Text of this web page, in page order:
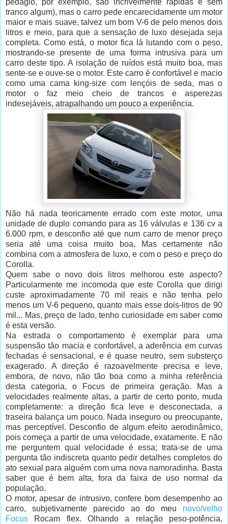
pedágio, por exemplo, são incrivelmente rápidas e sem
tranco algum), mas o carro pede encarecidamente um motor
maior e mais suave, talvez um bom V-6 de pelo menos dois
litros e meio, para que a sensação de luxo desejada seja
completa. Como está, o motor fica lá lutando com o peso,
mostrando-se presente de uma forma intrusiva para um
carro deste tipo. A isolação de ruídos está muito boa, mas
sente-se e ouve-se o motor. Este carro é confortável e macio
como uma cama king-size com lençóis de seda, mas o
motor o faz meio cheio de trancos e asperezas
indesejáveis, atrapalhando um pouco a experiência.
Não há nada teoricamente errado com este motor, uma
unidade de duplo comando para as 16 válvulas e 136 cv a
6.000 rpm, e desconfio até que num carro de menor preço
seria até uma coisa muito boa. Mas certamente não
combina com a atmosfera de luxo, e com o peso e preço do
Corolla.
Quem sabe o novo dois litros melhorou este aspecto?
Particularmente me incomoda que este Corolla que dirigi
custe aproximadamente 70 mil reais e não tenha pelo
menos um V-6 pequeno, quanto mais esse dois-litros de 90
mil... Mas, preço de lado, tenho curiosidade em saber como
é esta versão.
Na estrada o comportamento é exemplar para uma
suspensão tão macia e confortável, a aderência em curvas
fechadas é sensacional, e é quase neutro, sem substerço
exagerado. A direção é razoavelmente precisa e leve,
embora, de novo, não tão boa como a minha referência
desta categoria, o Focus de primeira geração. Mas a
velocidades realmente altas, a partir de certo ponto, muda
completamente: a direção fica leve e desconectada, a
traseira balança um pouco. Nada inseguro ou preocupante,
mas perceptível. Desconfio de algum efeito aerodinâmico,
pois começa a partir de uma velocidade, exatamente. E não
me perguntem qual velocidade é essa; trata-se de uma
pergunta tão indiscreta quanto pedir detalhes completos do
ato sexual para alguém com uma nova namoradinha. Basta
saber que é bem alta, fora da faixa de uso normal da
população.
O motor, apesar de intrusivo, confere bom desempenho ao
carro, subjetivamente parecido ao do meu novo/velho
Focus Rocam flex. Olhando a relação peso-potência,